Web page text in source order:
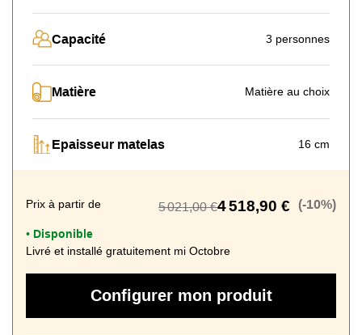
Capacité 3 personnes
Matière Matière au choix
Epaisseur matelas 16 cm
Prix à partir de 5 021,00 €4 518,90 € (-10%)
• Disponible
Livré et installé gratuitement mi Octobre
Configurer mon produit